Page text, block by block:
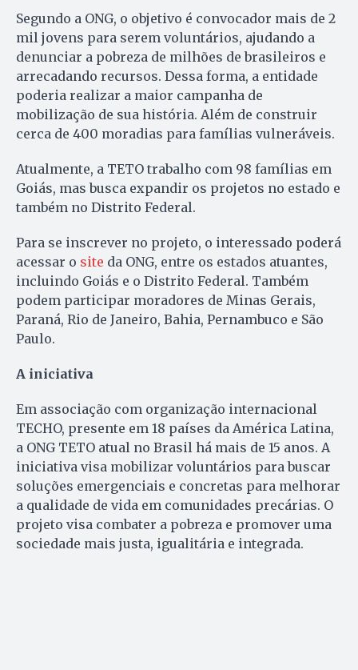
Segundo a ONG, o objetivo é convocador mais de 2
mil jovens para serem voluntários, ajudando a
denunciar a pobreza de milhões de brasileiros e
arrecadando recursos. Dessa forma, a entidade
poderia realizar a maior campanha de
mobilização de sua história. Além de construir
cerca de 400 moradias para famílias vulneráveis.
Atualmente, a TETO trabalho com 98 famílias em
Goiás, mas busca expandir os projetos no estado e
também no Distrito Federal.
Para se inscrever no projeto, o interessado poderá
acessar o site da ONG, entre os estados atuantes,
incluindo Goiás e o Distrito Federal. Também
podem participar moradores de Minas Gerais,
Paraná, Rio de Janeiro, Bahia, Pernambuco e São
Paulo.
A iniciativa
Em associação com organização internacional
TECHO, presente em 18 países da América Latina,
a ONG TETO atual no Brasil há mais de 15 anos. A
iniciativa visa mobilizar voluntários para buscar
soluções emergenciais e concretas para melhorar
a qualidade de vida em comunidades precárias. O
projeto visa combater a pobreza e promover uma
sociedade mais justa, igualitária e integrada.